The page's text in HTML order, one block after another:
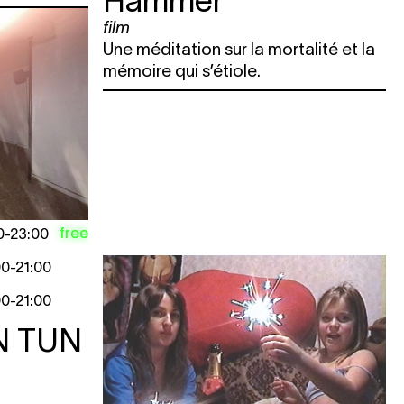
film
Une méditation sur la mortalité et la
mémoire qui s’étiole.
-23:00
-21:00
-21:00
free
TUN